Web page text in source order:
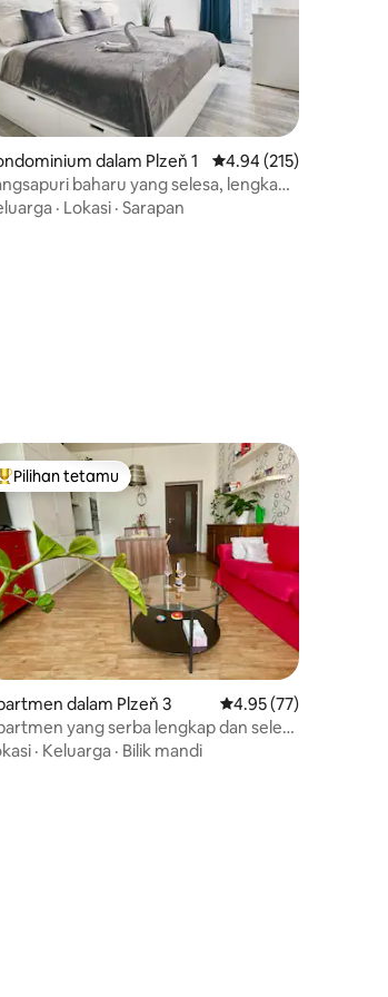
4.95 daripada 5, 41 ulasan
dalam Plzeň 1 Penarafan purata 4.94
4.94 (215)
baharu yang selesa, lengkap,
garaj di pusat bandar Pilsen
· Lokasi · Sarapan
4.92 daripada 5, 51 ulasan
Pilihan utama tetamu
Pilihan tetamu
dalam Plzeň 3 Penarafan purata
4.95 (77)
yang serba lengkap dan selesa
· Keluarga · Bilik mandi